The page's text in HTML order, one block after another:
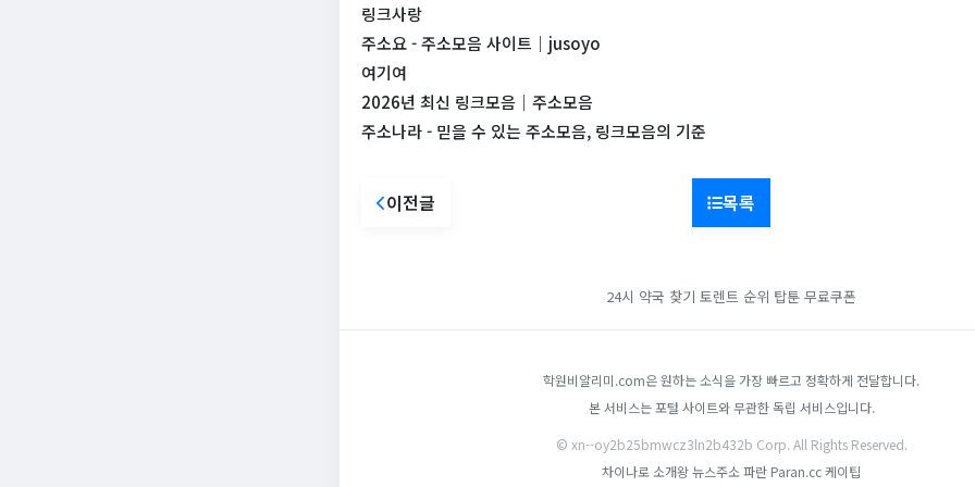
링크사랑
주소요 - 주소모음 사이트｜jusoyo
여기여
2026년 최신 링크모음｜주소모음
주소나라 - 믿을 수 있는 주소모음, 링크모음의 기준
이전글 목록
24시 약국 찾기 토렌트 순위 탑툰 무료쿠폰
학원비알리미.com은 원하는 소식을 가장 빠르고 정확하게 전달합니다.
본 서비스는 포털 사이트와 무관한 독립 서비스입니다.
© xn--oy2b25bmwcz3ln2b432b Corp. All Rights Reserved.
차이나로소개왕뉴스주소파란 Paran.cc케이팁